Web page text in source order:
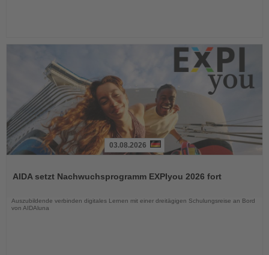
die
03.08.2026
AIDA setzt Nachwuchsprogramm EXPIyou 2026 fort
Auszubildende verbinden digitales Lernen mit einer dreitägigen Schulungsreise an Bord
von AIDAluna